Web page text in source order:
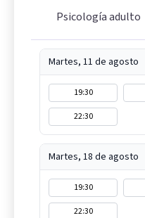
Psicología adulto
Martes, 11 de agosto
19:30
22:30
Martes, 18 de agosto
19:30
22:30